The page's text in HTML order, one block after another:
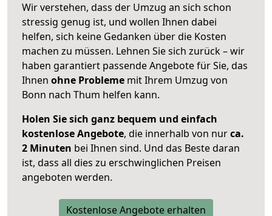
Wir verstehen, dass der Umzug an sich schon
stressig genug ist, und wollen Ihnen dabei
helfen, sich keine Gedanken über die Kosten
machen zu müssen. Lehnen Sie sich zurück – wir
haben garantiert passende Angebote für Sie, das
Ihnen ohne Probleme mit Ihrem Umzug von
Bonn nach Thum helfen kann.
Holen Sie sich ganz bequem und einfach
kostenlose Angebote, die innerhalb von nurca.
2 Minuten bei Ihnen sind. Und das Beste daran
ist, dass all dies zu erschwinglichen Preisen
angeboten werden.
Kostenlose Angebote erhalten